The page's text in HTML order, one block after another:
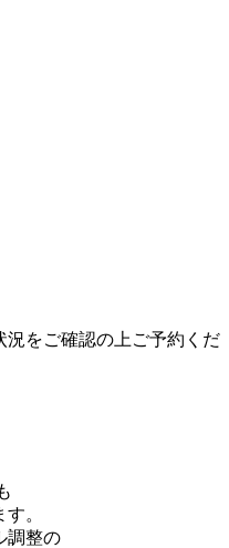
をご確認の上ご予約くだ
。
調整の